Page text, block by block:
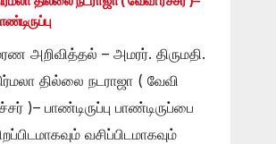
அறிவித்தல் – அமரர். திருமதி.
தில்லை நடராஜா ( வேவி
)– பாண்டிருப்பு பாண்டிருப்பை
வசிப்பிடமாகவும்